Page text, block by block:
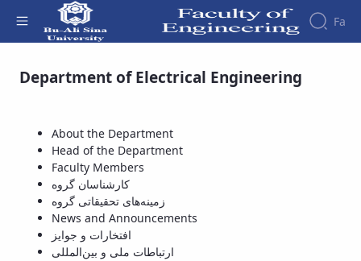
Fa
Faculty
Faculty
History
Dean
the
Faculty
Gallery
Contact
Journals
Journal
of
Industrial
Engineering
Research
in
Production
Members
Workshops and Laboratories - دانشکده
فنی و مهندسی
Department of Electrical Engineering
About the Department
Head of the Department
Faculty Members
کارشناسان گروه
زمینه‌های تحقیقاتی گروه
News and Announcements
افتخارات و جوایز
ارتباطات ملی و بین‌المللی